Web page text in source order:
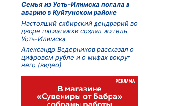
Семья из Усть-Илимска попала в
аварию в Куйтунском районе
Настоящий сибирский дендрарий во
дворе пятиэтажки создал житель
Усть-Илимска
Александр Ведерников рассказал о
цифровом рубле и о мифах вокруг
него (видео)